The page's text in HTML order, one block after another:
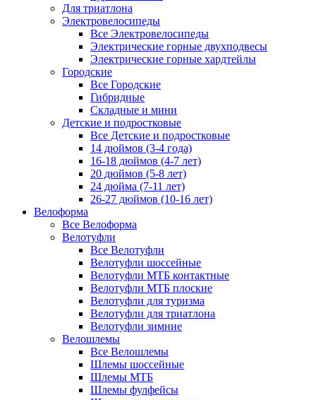
Для триатлона
Электровелосипеды
Все Электровелосипеды
Электрические горные двухподвесы
Электрические горные хардтейлы
Городские
Все Городские
Гибридные
Складные и мини
Детские и подростковые
Все Детские и подростковые
14 дюймов (3-4 года)
16-18 дюймов (4-7 лет)
20 дюймов (5-8 лет)
24 дюйма (7-11 лет)
26-27 дюймов (10-16 лет)
Велоформа
Все Велоформа
Велотуфли
Все Велотуфли
Велотуфли шоссейные
Велотуфли МТБ контактные
Велотуфли МТБ плоские
Велотуфли для туризма
Велотуфли для триатлона
Велотуфли зимние
Велошлемы
Все Велошлемы
Шлемы шоссейные
Шлемы МТБ
Шлемы фулфейсы